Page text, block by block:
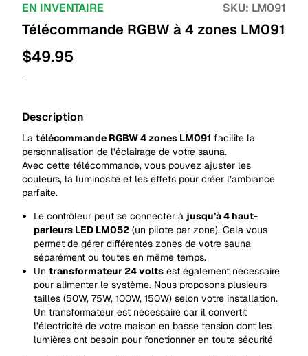
EN INVENTAIRE SKU: LM091
Télécommande RGBW à 4 zones LM091
$49.95
-
Description
La télécommande RGBW 4 zones LM091 facilite la
personnalisation de l’éclairage de votre sauna.
Avec cette télécommande, vous pouvez ajuster les
couleurs, la luminosité et les effets pour créer l’ambiance
parfaite.
Le contrôleur peut se connecter à jusqu’à 4 haut-
parleurs LED LM052(un pilote par zone). Cela vous
permet de gérer différentes zones de votre sauna
séparément ou toutes en même temps.
Un transformateur 24 voltsest également nécessaire
pour alimenter le système. Nous proposons plusieurs
tailles (50W, 75W, 100W, 150W) selon votre installation.
Un transformateur est nécessaire car il convertit
l’électricité de votre maison en basse tension dont les
lumières ont besoin pour fonctionner en toute sécurité